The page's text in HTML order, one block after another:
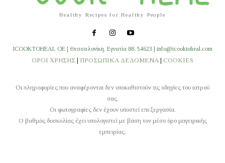
Healthy Recipes for Healthy People
ICOOKTOHEAL OE | Θεσσαλονίκη, Εγνατία 88, 54623 | info@icooktoheal.com
ΟΡΟΙ ΧΡΗΣΗΣ | ΠΡΟΣΩΠΙΚΑ ΔΕΔΟΜΕΝΑ | COOKIES
Οι πληροφορίες που αναφέρονται δεν υποκαθιστούν τις οδηγίες του ιατρού
σας.
Οι φωτογραφίες δεν έχουν υποστεί επεξεργασία.
O βαθμός δυσκολίας έχει υπολογιστεί με βάση τον μέσο όρο μαγειρικής
εμπειρίας.